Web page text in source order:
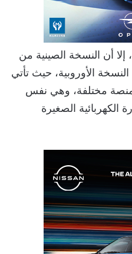
أن النسخة الصينية من
الأوروبية، حيث تأتي
منصة مختلفة، وهي نفس
الكهربائية الصغيرة